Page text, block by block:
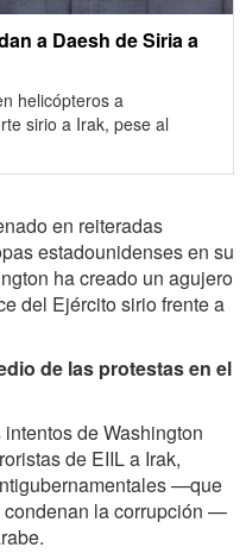
a Daesh de Siria a
helicópteros a
sirio a Irak, pese al
en reiteradas
estadounidenses en su
ha creado un agujero
del Ejército sirio frente a
de las protestas en el
de Washington
de EIIL a Irak,
—que
condenan la corrupción —